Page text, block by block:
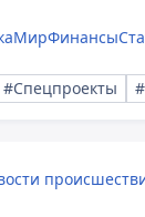
МирФинансы
#Спецпроекты